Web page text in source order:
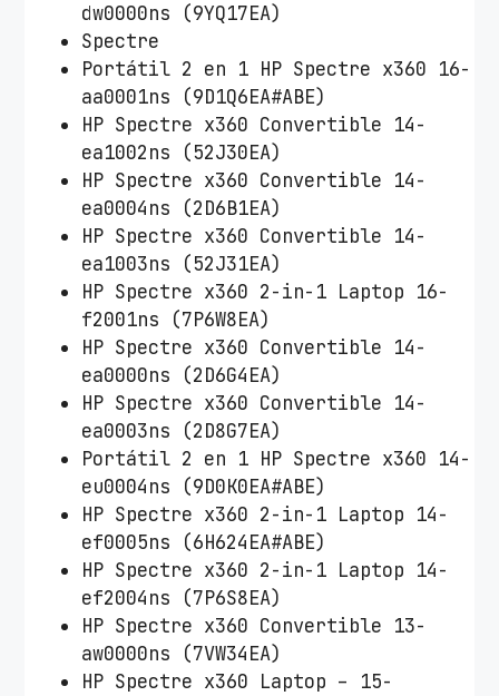
dw0000ns (9YQ17EA)
Spectre
Portátil 2 en 1 HP Spectre x360 16-
aa0001ns (9D1Q6EA#ABE)
HP Spectre x360 Convertible 14-
ea1002ns (52J30EA)
HP Spectre x360 Convertible 14-
ea0004ns (2D6B1EA)
HP Spectre x360 Convertible 14-
ea1003ns (52J31EA)
HP Spectre x360 2-in-1 Laptop 16-
f2001ns (7P6W8EA)
HP Spectre x360 Convertible 14-
ea0000ns (2D6G4EA)
HP Spectre x360 Convertible 14-
ea0003ns (2D8G7EA)
Portátil 2 en 1 HP Spectre x360 14-
eu0004ns (9D0K0EA#ABE)
HP Spectre x360 2-in-1 Laptop 14-
ef0005ns (6H624EA#ABE)
HP Spectre x360 2-in-1 Laptop 14-
ef2004ns (7P6S8EA)
HP Spectre x360 Convertible 13-
aw0000ns (7VW34EA)
HP Spectre x360 Laptop – 15-